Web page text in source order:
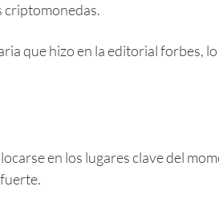
criptomonedas.
que hizo en la editorial forbes,
en los lugares clave del